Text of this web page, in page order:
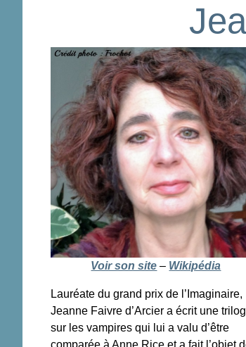
Voir son site – Wikipédia
Lauréate du grand prix de l’Imaginaire,
Jeanne Faivre d’Arcier a écrit une
sur les vampires qui lui a valu d’être